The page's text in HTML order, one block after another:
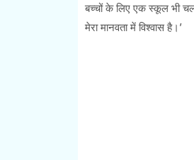
बच्चों के लिए एक स्कूल भी
मेरा मानवता में विश्वास है।’